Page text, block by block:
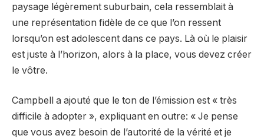
paysage légèrement suburbain, cela ressemblait à
une représentation fidèle de ce que l’on ressent
lorsqu’on est adolescent dans ce pays. Là où le plaisir
est juste à l’horizon, alors à la place, vous devez créer
le vôtre.
Campbell a ajouté que le ton de l’émission est « très
difficile à adopter », expliquant en outre: « Je pense
que vous avez besoin de l’autorité de la vérité et je